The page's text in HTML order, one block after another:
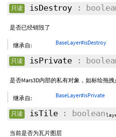
只读 isDestroy :
是否已经销毁了
继承自: BaseLayer#isDestroy
只读 isPrivate :
是否Mars3D内部的私有对象，如标绘拖
继承自: BaseLayer#isPrivate
只读 isTile: boolean
当前是否为瓦片图层